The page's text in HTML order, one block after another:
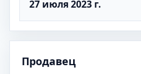
27 июля 2023 г.
Продавец